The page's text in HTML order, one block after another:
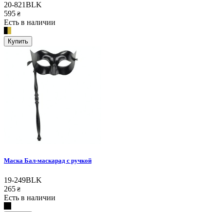
20-821BLK
595 ₴
Есть в наличии
Купить
Маска Бал-маскарад с ручкой
19-249BLK
265 ₴
Есть в наличии